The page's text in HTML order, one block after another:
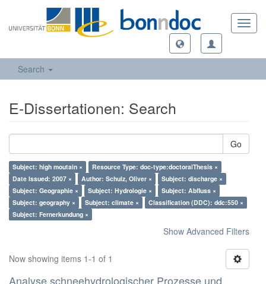
Search
E-Dissertationen: Search
Go
Subject: high moutain ×
Resource Type: doc-type:doctoralThesis ×
Date Issued: 2007 ×
Author: Schulz, Oliver ×
Subject: discharge ×
Subject: Geographie ×
Subject: Hydrologie ×
Subject: Abfluss ×
Subject: geography ×
Subject: climate ×
Classification (DDC): ddc:550 ×
Subject: Fernerkundung ×
Show Advanced Filters
Now showing items 1-1 of 1
Analyse schneehydrologischer Prozesse und